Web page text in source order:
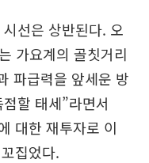
선은 상반된다. 오
가요계의 골칫거리
파급력을 앞세운 방
할 태세”라면서
대한 재투자로 이
집었다.